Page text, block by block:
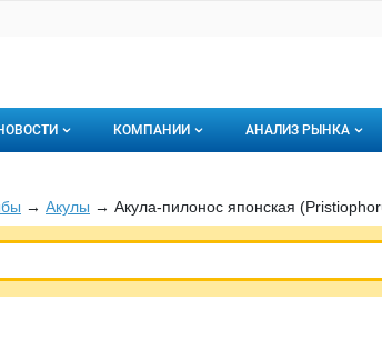
КОМПАНИИ
О каталоге компаний
АНАЛИЗ РЫНКА
Подписаться на
→ Акулы → Акула-пилонос японская